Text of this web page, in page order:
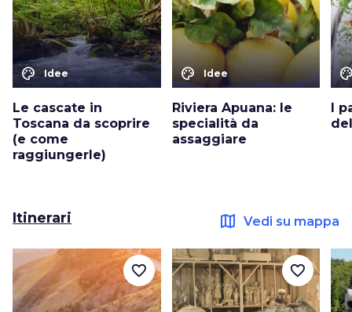
color_lens Idee
Le cascate in
Toscana da scoprire
(e come
raggiungerle)
color_lens Idee
Riviera Apuana: le
specialità da
assaggiare
I
Itinerari map Vedi su mappa
favorite_border favorite_border